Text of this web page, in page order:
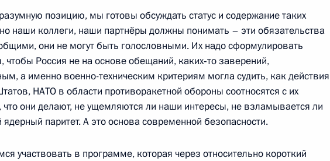
14:30 Московская область, Горки
года, вторник
парламентских партий
17:00 Московская область, Горки
позицию, мы готовы обсуждать статус и содержание таких
наши коллеги, наши партнёры должны понимать – эти обязательства
они не могут быть голословными. Их надо сформулировать
чтобы Россия не на основе обещаний, каких‑то заверений,
а именно военно-техническим критериям могла судить, как действия
НАТО в области противоракетной обороны соотносятся с их
они делают, не ущемляются ли наши интересы, не взламывается ли
ядерный паритет. А это основа современной безопасности.
участвовать в программе, которая через относительно короткий